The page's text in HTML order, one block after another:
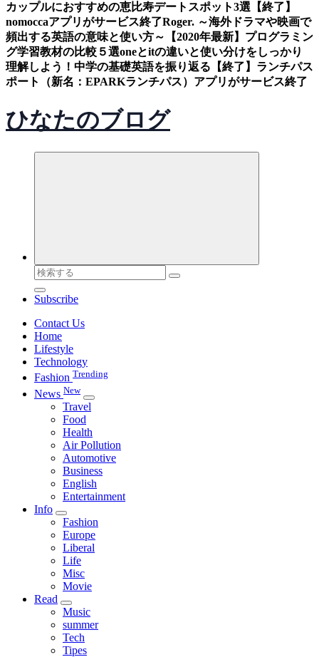
カップルにおすすめの恵比寿デートスポット3選 【終了】
nomoccaアプリがサービス終了Roger. ～海外ドラマや映画で
頻出する英語の意味と使い方～
【2020年最新】プログラミン
グ学習教材の比較５選oneとitの違いと使い分けをしっかり
理解しよう！中学の基礎英語を振り返る 【終了】ランチパス
ポート（新名：EPARKランチパス）アプリがサービス終了
ひなたのブログ
検
索
対
Subscribe
Contact Us
Home
Lifestyle
Technology
Fashion Trending
News New
Travel
Food
Health
Air Pollution
Automotive
Business
English
Entertainment
Info
Fashion
Europe
Liberal
Life
Misc
Movie
Read
Music
summer
Tech
Tipes